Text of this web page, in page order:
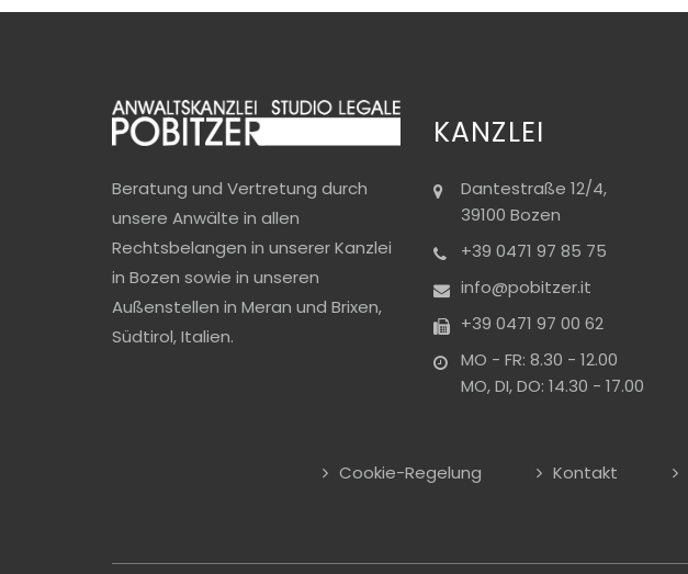
Beratung und Vertretung durch
unsere Anwälte in allen
Rechtsbelangen in unserer Kanzlei
in Bozen sowie in unseren
Außenstellen in Meran und Brixen,
Südtirol, Italien.
KANZLEI
Dantestraße 12/4,
39100 Bozen
+39 0471 97 85 75
info@pobitzer.it
+39 0471 97 00 62
MO - FR: 8.30 - 12.00
MO, DI, DO: 14.30 - 17.00
Cookie-Regelung Kontakt